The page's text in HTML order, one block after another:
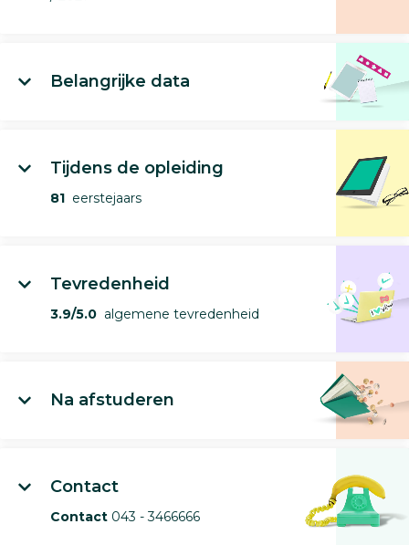
Belangrijke data
Tijdens de opleiding
81 eerstejaars
Tevredenheid
3.9/5.0 algemene tevredenheid
Na afstuderen
Contact
Contact 043 - 3466666